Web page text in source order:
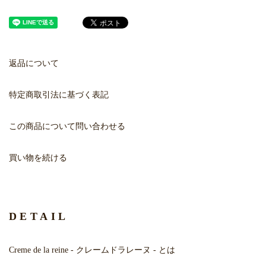
返品について
特定商取引法に基づく表記
この商品について問い合わせる
買い物を続ける
DETAIL
Creme de la reine - クレームドラレーヌ - とは